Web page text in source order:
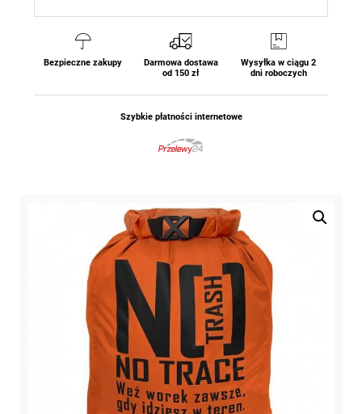
Bezpieczne zakupy
Darmowa dostawa
od 150 zł
Wysyłka w ciągu 2
dni roboczych
Szybkie płatności internetowe